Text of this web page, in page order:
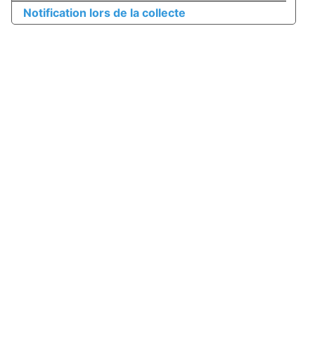
Notification lors de la collecte